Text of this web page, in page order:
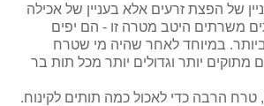
של הפצת זרעים אלא בעניין של אכילה
משרתים היטב מטרה זו - הם יפים
במיוחד לאחר שהיה מי שטרח
יותר וגדולים יותר מכל תות בר
טרח הרבה כדי לאכול כמה תותים לקינוח.